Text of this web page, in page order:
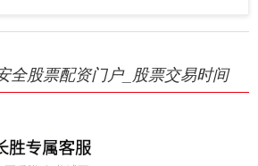
全股票配资门户_股票交易时间